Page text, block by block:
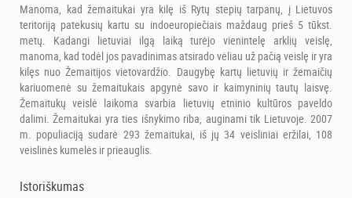
Manoma, kad žemaitukai yra kilę iš Rytų stepių tarpanų, į Lietuvos
teritoriją patekusių kartu su indoeuropiečiais maždaug prieš 5 tūkst.
metų. Kadangi lietuviai ilgą laiką turėjo vienintelę arklių veislę,
manoma, kad todėl jos pavadinimas atsirado vėliau už pačią veislę ir yra
kilęs nuo Žemaitijos vietovardžio. Daugybę kartų lietuvių ir žemaičių
kariuomenė su žemaitukais apgynė savo ir kaimyninių tautų laisvę.
Žemaitukų veislė laikoma svarbia lietuvių etninio kultūros paveldo
dalimi. Žemaitukai yra ties išnykimo riba, auginami tik Lietuvoje. 2007
m. populiaciją sudarė 293 žemaitukai, iš jų 34 veisliniai eržilai, 108
veislinės kumelės ir prieauglis.
Istoriškumas